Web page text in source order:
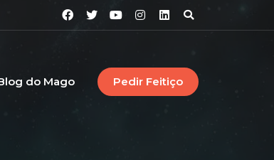
do Mago Pedir Feitiço